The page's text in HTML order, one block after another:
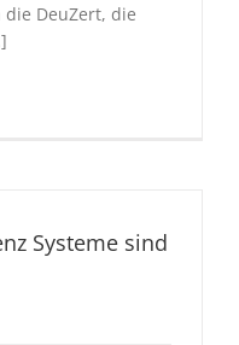
DeuZert, die
Systeme sind